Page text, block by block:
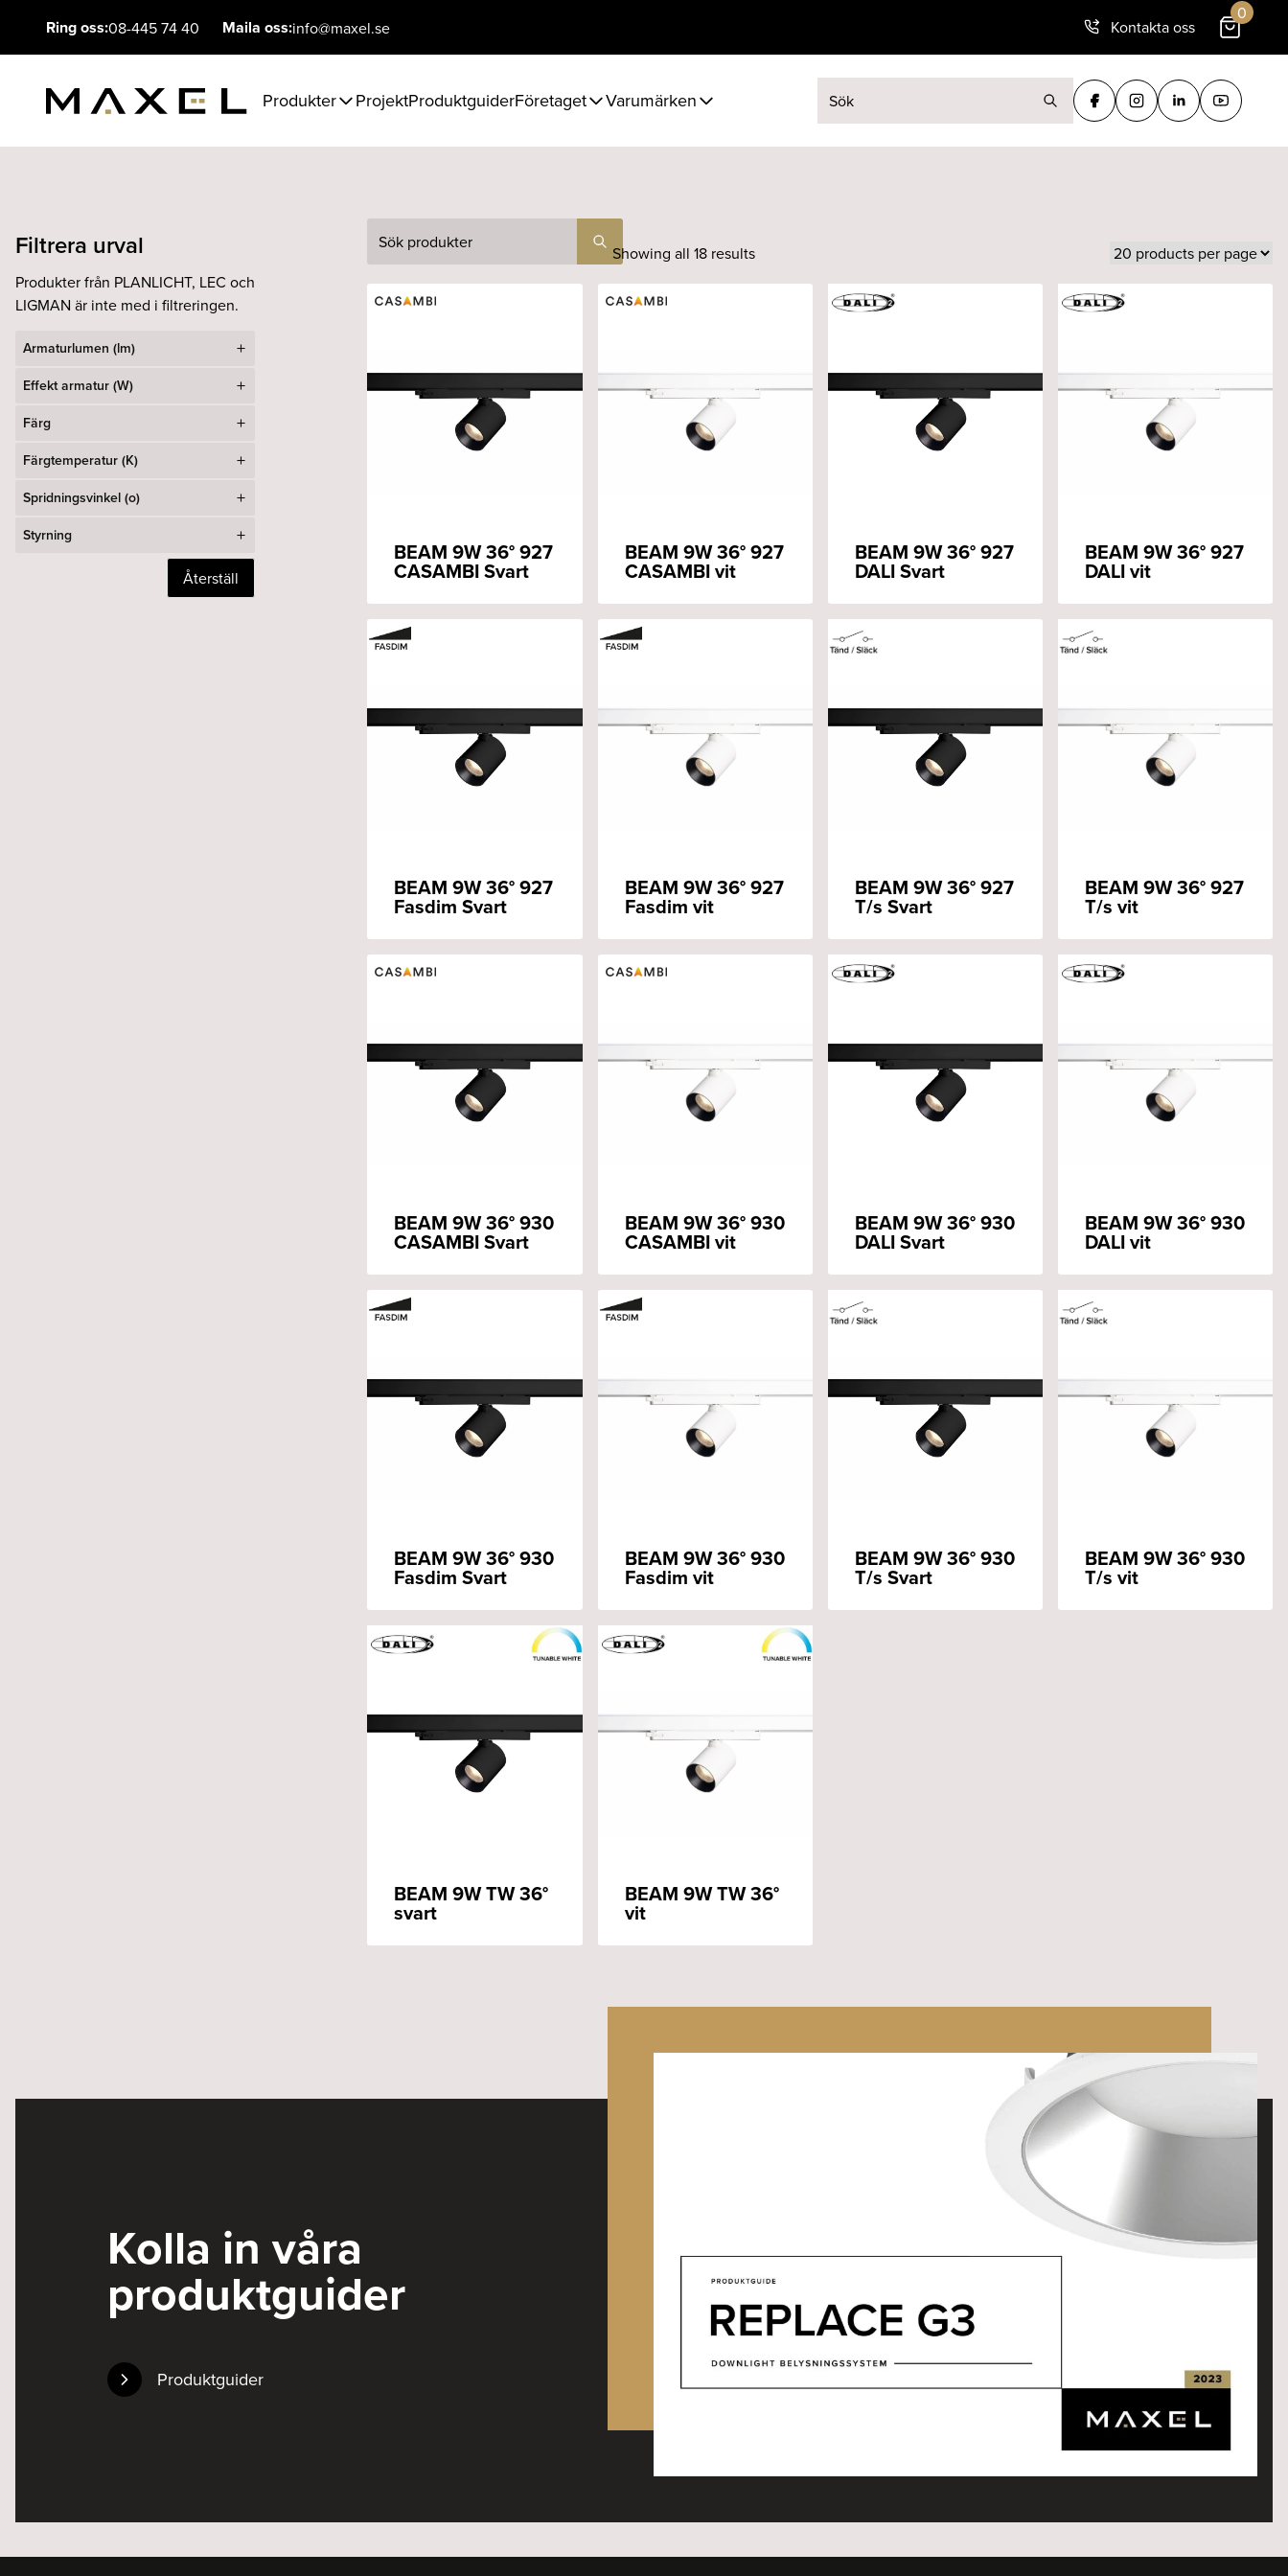
Ring oss:08-445 74 40 Maila oss:info@maxel.se Kontakta oss
0
Produkter ProjektProduktguiderFöretaget Varumärken Sök efter:
Filtrera urval
Produkter från PLANLICHT, LEC och
LIGMAN är inte med i filtreringen.
Armaturlumen (lm)
Effekt armatur (W)
Färg
Färgtemperatur (K)
Spridningsvinkel (o)
Styrning
Återställ
Sök Showing all 18 results
BEAM 9W 36° 927
CASAMBI Svart
BEAM 9W 36° 927
CASAMBI vit
BEAM 9W 36° 927
DALI Svart
BEAM 9W 36° 927
DALI vit
BEAM 9W 36° 927
Fasdim Svart
BEAM 9W 36° 927
Fasdim vit
BEAM 9W 36° 927
T/s Svart
BEAM 9W 36° 927
T/s vit
BEAM 9W 36° 930
CASAMBI Svart
BEAM 9W 36° 930
CASAMBI vit
BEAM 9W 36° 930
DALI Svart
BEAM 9W 36° 930
DALI vit
BEAM 9W 36° 930
Fasdim Svart
BEAM 9W 36° 930
Fasdim vit
BEAM 9W 36° 930
T/s Svart
BEAM 9W 36° 930
T/s vit
BEAM 9W TW 36°
svart
BEAM 9W TW 36°
vit
Kolla in våra
produktguider
Produktguider